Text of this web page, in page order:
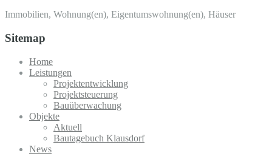
Immobilien, Wohnung(en), Eigentumswohnung(en), Häuser
Sitemap
Home
Leistungen
Projektentwicklung
Projektsteuerung
Bauüberwachung
Objekte
Aktuell
Bautagebuch Klausdorf
News